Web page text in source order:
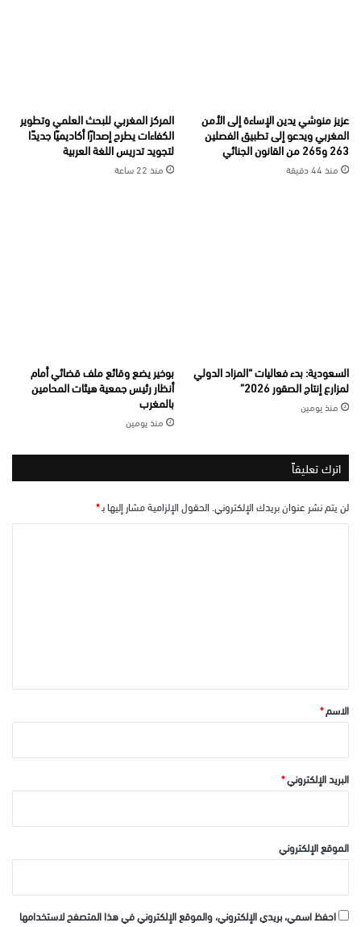
عزيز منوشي يدين الإساءة إلى الأمن
المغربي ويدعو إلى تطبيق الفصلين
263 و265 من القانون الجنائي
منذ 44 دقيقة
المركز المغربي للبحث العلمي وتطوير
الكفاءات يطرح إصدارًا أكاديميًا جديدًا
لتجويد تدريس اللغة العربية
منذ 22 ساعة
السعودية: بدء فعاليات “المزاد الدولي
لمزارع إنتاج الصقور 2026”
منذ يومين
بوخير يضع وقائع ملف قضائي أمام
أنظار رئيس جمعية هيئات المحامين
بالمغرب
منذ يومين
اترك تعليقاً
لن يتم نشر عنوان بريدك الإلكتروني. الحقول الإلزامية مشار إليها بـ*
*الاسم*
البريد الإلكتروني*
الموقع الإلكتروني
احفظ اسمي، بريدي الإلكتروني، والموقع الإلكتروني في هذا المتصفح لاستخدامها